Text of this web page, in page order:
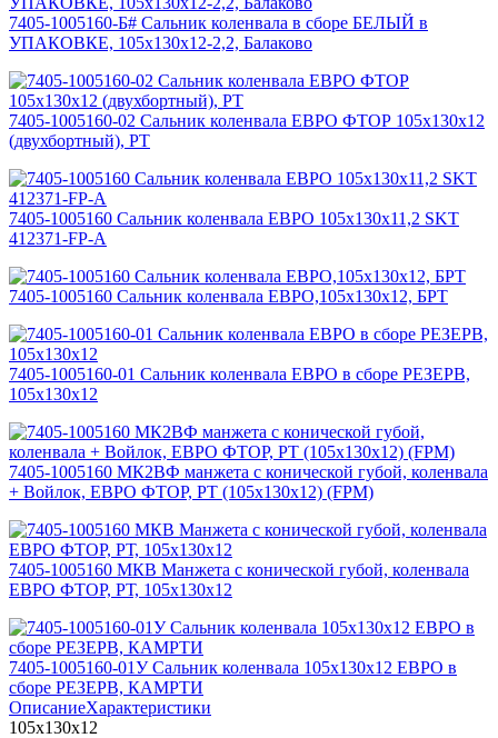
7405-1005160-Б# Сальник коленвала в сборе БЕЛЫЙ в
УПАКОВКЕ, 105х130х12-2,2, Балаково
7405-1005160-02 Сальник коленвала ЕВРО ФТОР 105х130х12
(двухбортный), РТ
7405-1005160 Сальник коленвала ЕВРО 105х130х11,2 SKT
412371-FP-A
7405-1005160 Сальник коленвала ЕВРО,105х130х12, БРТ
7405-1005160-01 Сальник коленвала ЕВРО в сборе РЕЗЕРВ,
105х130х12
7405-1005160 МК2ВФ манжета с конической губой, коленвала
+ Войлок, ЕВРО ФТОР, РТ (105х130х12) (FPM)
7405-1005160 МКВ Манжета с конической губой, коленвала
ЕВРО ФТОР, РТ, 105х130х12
7405-1005160-01У Сальник коленвала 105х130х12 ЕВРО в
сборе РЕЗЕРВ, КАМРТИ
ОписаниеХарактеристики
105х130х12